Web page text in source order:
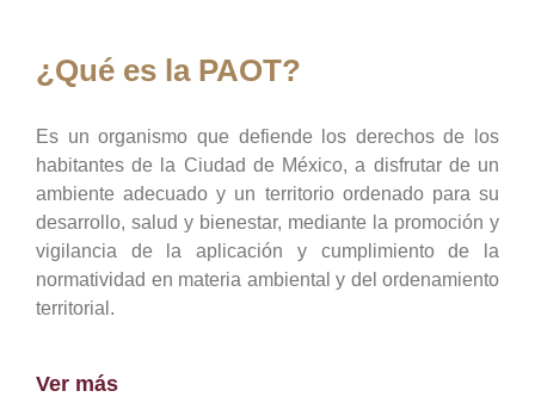
¿Qué es la PAOT?
Es un organismo que defiende los derechos de los
habitantes de la Ciudad de México, a disfrutar de un
ambiente adecuado y un territorio ordenado para su
desarrollo, salud y bienestar, mediante la promoción y
vigilancia de la aplicación y cumplimiento de la
normatividad en materia ambiental y del ordenamiento
territorial.
Ver más